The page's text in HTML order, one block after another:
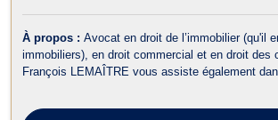
À propos : Avocat en droit de l’immobilier (qu'il
immobiliers), en droit commercial et en droit des
François LEMAÎTRE vous assiste également